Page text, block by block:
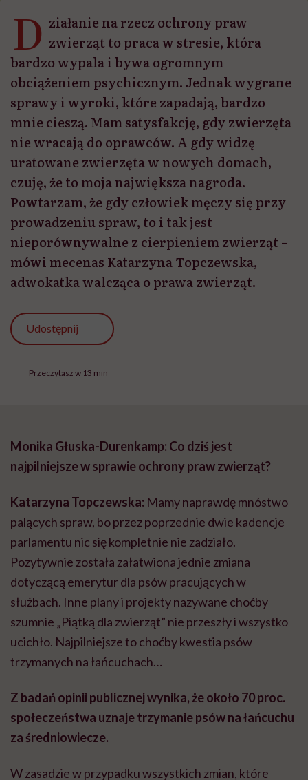
D ziałanie na rzecz ochrony praw
zwierząt to praca w stresie, która
bardzo wypala i bywa ogromnym
obciążeniem psychicznym. Jednak wygrane
sprawy i wyroki, które zapadają, bardzo
mnie cieszą. Mam satysfakcję, gdy zwierzęta
nie wracają do oprawców. A gdy widzę
uratowane zwierzęta w nowych domach,
czuję, że to moja największa nagroda.
Powtarzam, że gdy człowiek męczy się przy
prowadzeniu spraw, to i tak jest
nieporównywalne z cierpieniem zwierząt –
mówi mecenas Katarzyna Topczewska,
adwokatka walcząca o prawa zwierząt.
Udostępnij
Przeczytasz w 13 min
Monika Głuska-Durenkamp: Co dziś jest
najpilniejsze w sprawie ochrony praw zwierząt?
Katarzyna Topczewska: Mamy naprawdę mnóstwo
palących spraw, bo przez poprzednie dwie kadencje
parlamentu nic się kompletnie nie zadziało.
Pozytywnie została załatwiona jednie zmiana
dotyczącą emerytur dla psów pracujących w
służbach. Inne plany i projekty nazywane choćby
szumnie „Piątką dla zwierząt” nie przeszły i wszystko
ucichło. Najpilniejsze to choćby kwestia psów
trzymanych na łańcuchach…
Z badań opinii publicznej wynika, że około 70 proc.
społeczeństwa uznaje trzymanie psów na łańcuchu
za średniowiecze.
W zasadzie w przypadku wszystkich zmian, które